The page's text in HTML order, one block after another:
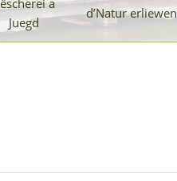
a
Juegd
d’Natur erliewen
site